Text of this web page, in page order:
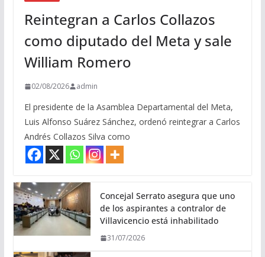
Reintegran a Carlos Collazos
como diputado del Meta y sale
William Romero
02/08/2026 admin
El presidente de la Asamblea Departamental del Meta,
Luis Alfonso Suárez Sánchez, ordenó reintegrar a Carlos
Andrés Collazos Silva como
Concejal Serrato asegura que uno
de los aspirantes a contralor de
Villavicencio está inhabilitado
31/07/2026